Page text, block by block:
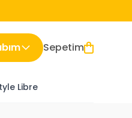
Sepetim
Libre